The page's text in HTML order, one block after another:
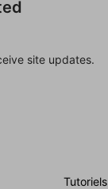
site updates.
Tutoriels